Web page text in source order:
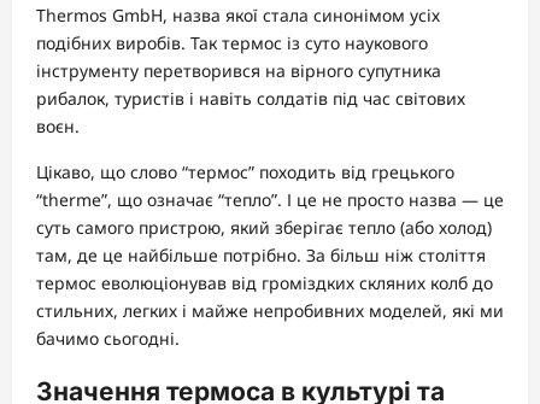
Thermos GmbH, назва якої стала синонімом усіх
подібних виробів. Так термос із суто наукового
інструменту перетворився на вірного супутника
рибалок, туристів і навіть солдатів під час світових
воєн.
Цікаво, що слово “термос” походить від грецького
“therme”, що означає “тепло”. І це не просто назва — це
суть самого пристрою, який зберігає тепло (або холод)
там, де це найбільше потрібно. За більш ніж століття
термос еволюціонував від громіздких скляних колб до
стильних, легких і майже непробивних моделей, які ми
бачимо сьогодні.
Значення термоса в культурі та